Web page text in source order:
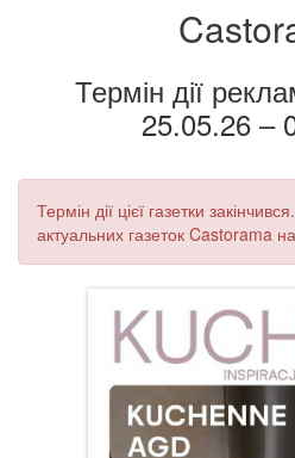
Термін дії
25.05.26 –
Термін дії цієї газетки
актуальних газеток Castorama